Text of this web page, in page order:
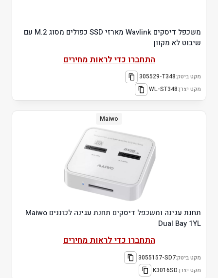
משכפל דיסקים Wavlink מארזי SSD כפולים מסוג M.2 עם
שיבוט לא מקוון
התחברו כדי לראות מחירים
מקט ביטק:305529-T348
מקט יצרן:WL-ST348
Maiwo
תחנת עגינה ומשכפל דיסקים תחנת עגינה לכוננים Maiwo
Dual Bay 1YL
התחברו כדי לראות מחירים
מקט ביטק:3055157-SD7
מקט יצרן:K3016SD